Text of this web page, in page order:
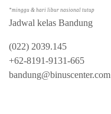
*minggu & hari libur nasional tutup
Jadwal kelas Bandung
(022) 2039.145
+62-8191-9131-665
bandung@binuscenter.com